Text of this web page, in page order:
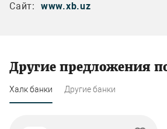
Сайт:
www.xb.uz
Другие предложения
Халк банки Другие банки